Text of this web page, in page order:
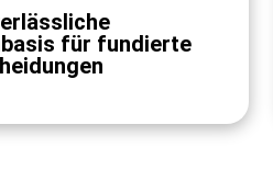
für fundierte